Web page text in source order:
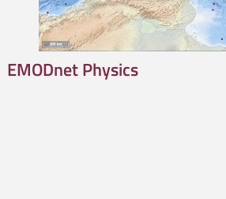
EMODnet Physics